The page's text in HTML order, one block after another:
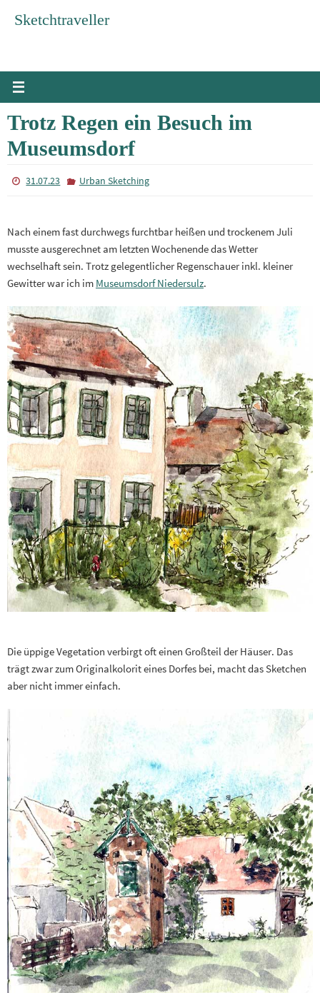
InhaltSketchtraveller
Trotz Regen ein Besuch im
Museumsdorf
31.07.23 Urban Sketching
Nach einem fast durchwegs furchtbar heißen und trockenem Juli
musste ausgerechnet am letzten Wochenende das Wetter
wechselhaft sein. Trotz gelegentlicher Regenschauer inkl. kleiner
Gewitter war ich im Museumsdorf Niedersulz.
Die üppige Vegetation verbirgt oft einen Großteil der Häuser. Das
trägt zwar zum Originalkolorit eines Dorfes bei, macht das Sketchen
aber nicht immer einfach.